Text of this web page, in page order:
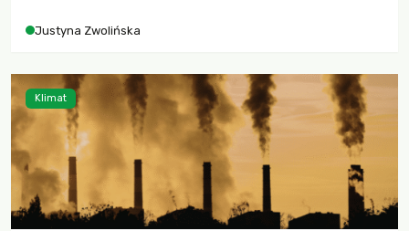
Justyna Zwolińska
Klimat